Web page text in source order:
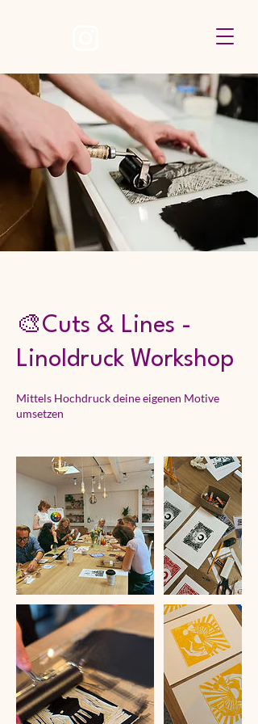
🎨Cuts & Lines -
Linoldruck Workshop
Mittels Hochdruck deine eigenen Motive
umsetzen